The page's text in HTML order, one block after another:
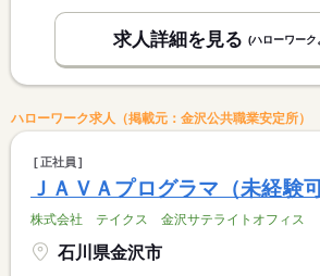
求人詳細を見る (ハローワーク
ハローワーク求人（掲載元：金沢公共職業安定所）
正社員
ＪＡＶＡプログラマ（未経験可
株式会社 テイクス 金沢サテライトオフィス
石川県金沢市